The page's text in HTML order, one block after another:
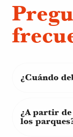
¿Cuándo
¿A partir de
los